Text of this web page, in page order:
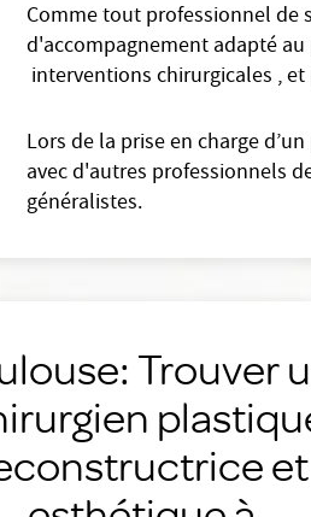
Comme tout professionnel de
d'accompagnement adapté
interventions chirurgicales ,
Lors de la prise en charge
avec d'autres professionnels
généralistes.
Trouver
et